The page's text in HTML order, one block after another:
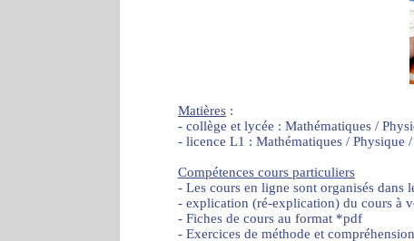
Matières :
- collège et lycée : Mathématiques /
- licence L1 : Mathématiques / Physique
Compétences cours particuliers
- Les cours en ligne sont organisés dans
- explication (ré-explication) du cours à
- Fiches de cours au format *pdf
- Exercices de méthode et